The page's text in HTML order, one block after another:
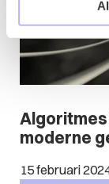
moderne
15 februari